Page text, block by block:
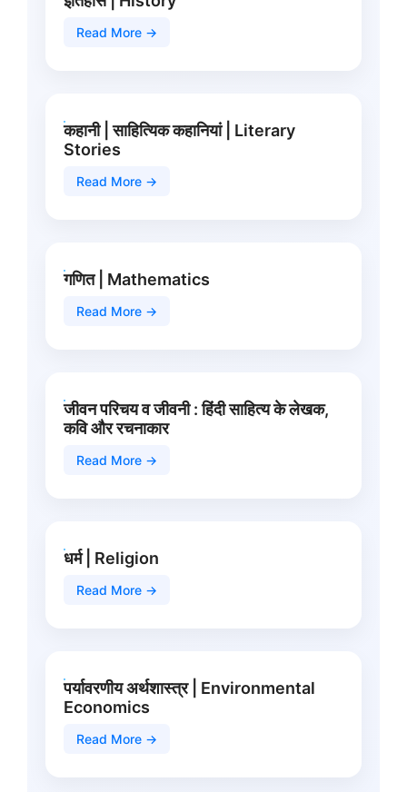
Read More →
कहानी | साहित्यिक कहानियां | Literary
Stories
Read More →
गणित | Mathematics
Read More →
जीवन परिचय व जीवनी : हिंदी साहित्य के लेखक,
कवि और रचनाकार
Read More →
धर्म | Religion
Read More →
पर्यावरणीय अर्थशास्त्र | Environmental
Economics
Read More →